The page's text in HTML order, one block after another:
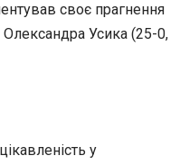
своє прагнення
Усика (25-0,
у